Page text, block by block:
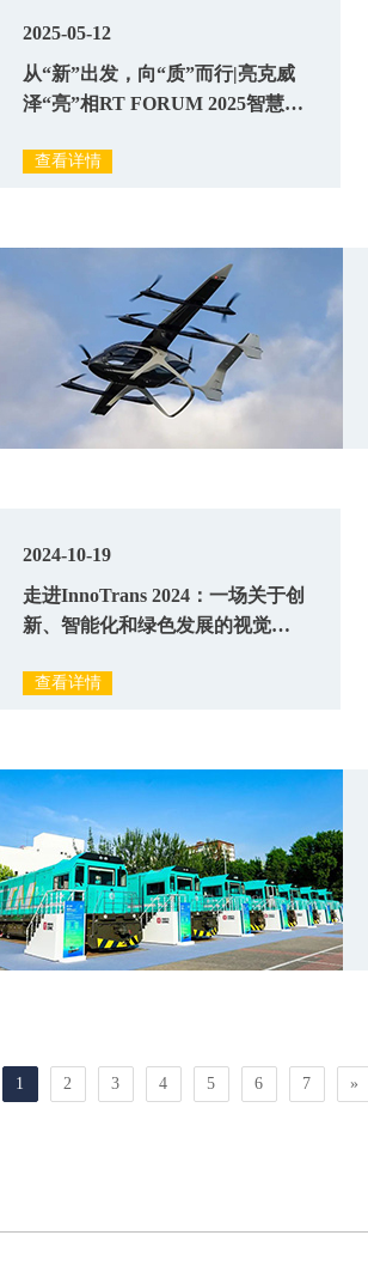
2025-05-12
从“新”出发，​向“质”而行|亮克威
泽“亮”相RT FORUM 2025智慧轨
查看详情
2024-10-19
走进InnoTrans 2024：一场关于创
新、智能化和绿色发展的视觉盛
查看详情
1 2 3 4 5 6 7 »